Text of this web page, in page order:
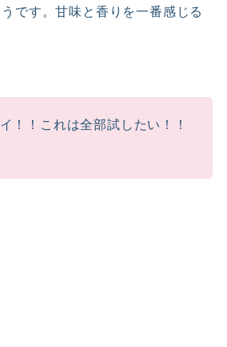
です。甘味と香りを一番感じる
！！これは全部試したい！！